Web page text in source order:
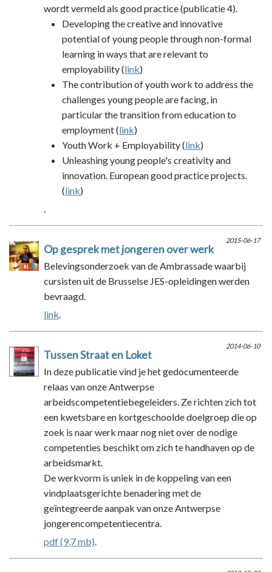
wordt vermeld als good practice (publicatie 4).
Developing the creative and innovative
potential of young people through non-formal
learning in ways that are relevant to
employability (link)
The contribution of youth work to address the
challenges young people are facing, in
particular the transition from education to
employment (link)
Youth Work + Employability (link)
Unleashing young people's creativity and
innovation. European good practice projects.
(link)
.
2015-06-17
Op gesprek met jongeren over werk
Belevingsonderzoek van de Ambrassade waarbij
cursisten uit de Brusselse JES-opleidingen werden
bevraagd.
link.
2014-06-10
Tussen Straat en Loket
In deze publicatie vind je het gedocumenteerde
relaas van onze Antwerpse
arbeidscompetentiebegeleiders. Ze richten zich tot
een kwetsbare en kortgeschoolde doelgroep die op
zoek is naar werk maar nog niet over de nodige
competenties beschikt om zich te handhaven op de
arbeidsmarkt.
De werkvorm is uniek in de koppeling van een
vindplaatsgerichte benadering met de
geïntegreerde aanpak van onze Antwerpse
jongerencompetentiecentra.
pdf (9,7 mb).